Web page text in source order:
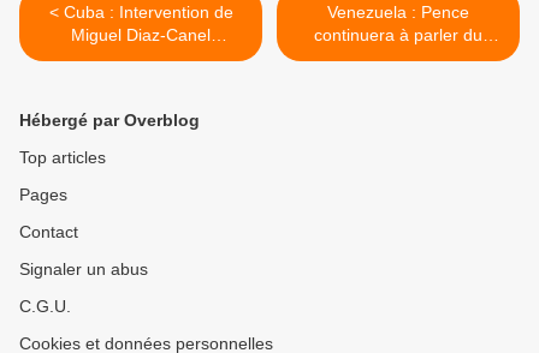
< Cuba : Intervention de
Miguel Diaz-Canel
Bermudez, lors de la
rédaction de l’avant-projet
de Constitution de la
Venezuela : Pence
continuera à parler du
Venezuela en Amérique
Hébergé par Overblog
Top articles
Pages
Contact
Signaler un abus
C.G.U.
Cookies et données personnelles